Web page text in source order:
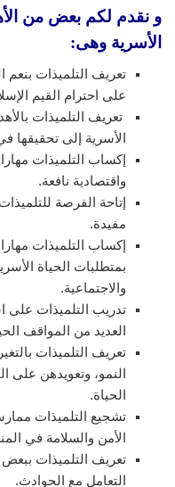
و نقدم لكم بعض من
الأسرية وهى:
تعريف التلميذات بنعم
على احترام القيم
تعريف التلميذات
الأسرية إلى تحقيقها
إكساب التلميذات
واقتصادية نافعة.
إتاحة الفرصة
مفيدة.
إكساب التلميذات
بمتطلبات الحياة
والاجتماعية.
تدريب التلميذات
العديد من المواقف
تعريف التلميذات
النمو، وتعويدهن على
الحياة.
تشجيع التلميذات
الأمن والسلامة في
تعريف التلميذات
التعامل مع الحوادث.